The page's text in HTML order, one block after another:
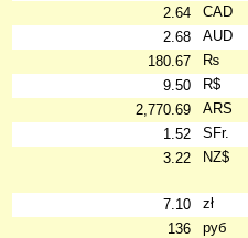
2.64
CAD
2.68
AUD
180.67
₨
9.50
R$
2,770.69
ARS
1.52
SFr.
3.22
NZ$
7.10
zł
136
руб